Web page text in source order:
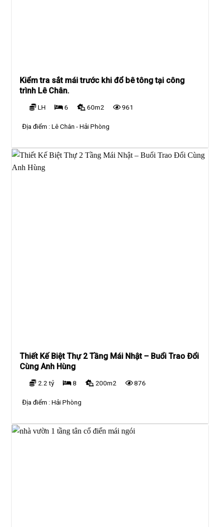
Kiểm tra sắt mái trước khi đổ bê tông tại công
trình Lê Chân.
LH 6 60m2 961
Địa điểm :Lê Chân - Hải Phòng
Thiết Kế Biệt Thự 2 Tầng Mái Nhật – Buổi Trao Đổi
Cùng Anh Hùng
2.2 tỷ 8 200m2 876
Địa điểm :Hải Phòng